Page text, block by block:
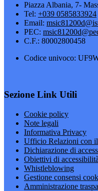
Piazza Albania, 7-
Tel: +039 0585833924
Email:
PEC:
C.F.: 80002800458
Codice univoco:
Sezione Link Utili
Cookie policy
Note legali
Informativa Privacy
Ufficio Relazioni con
Dichiarazione di
Obiettivi di accessibilità
Whistleblowing
Gestione consensi
Amministrazione